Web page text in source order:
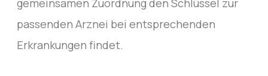
passenden Arznei bei entsprechenden
Erkrankungen findet.